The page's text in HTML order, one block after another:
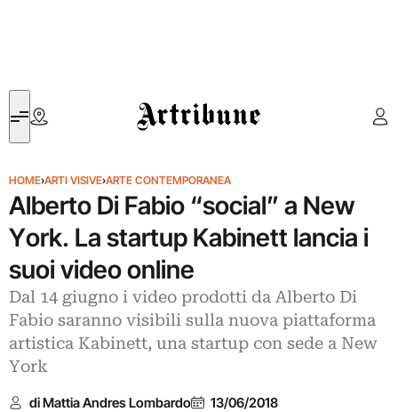
Artribune
HOME›ARTI VISIVE›ARTE CONTEMPORANEA
Alberto Di Fabio “social” a New
York. La startup Kabinett lancia i
suoi video online
Dal 14 giugno i video prodotti da Alberto Di
Fabio saranno visibili sulla nuova piattaforma
artistica Kabinett, una startup con sede a New
York
di Mattia Andres Lombardo 13/06/2018